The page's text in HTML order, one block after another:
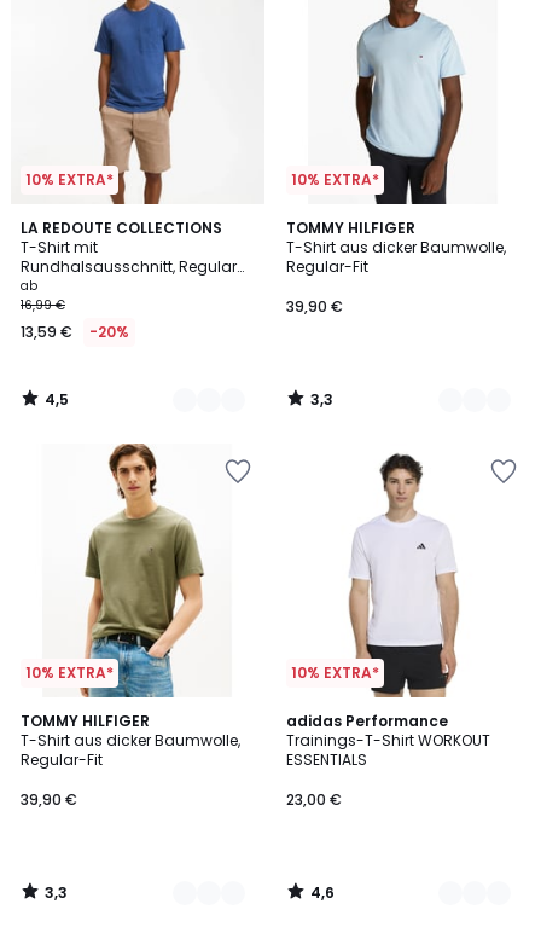
10% EXTRA*
LA REDOUTE COLLECTIONS
T-Shirt mit
Rundhalsausschnitt, Regular
Fit, aus Slub-Baumwolle
ab
16,99 €
13,59 € -20%
4,5
/ 5
2
Farben
4,5
/
10% EXTRA*
TOMMY HILFIGER
T-Shirt aus dicker Baumwolle,
Regular-Fit
39,90 €
3,3
/ 5
7
Farben
3,3
/
10% EXTRA*
TOMMY HILFIGER
T-Shirt aus dicker Baumwolle,
Regular-Fit
39,90 €
3,3
/ 5
4
Farben
3,3
/
10% EXTRA*
adidas Performance
Trainings-T-Shirt WORKOUT
ESSENTIALS
23,00 €
4,6
/ 5
3
Farben
4,6
/